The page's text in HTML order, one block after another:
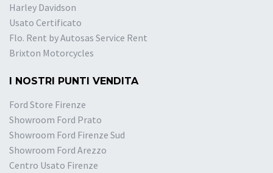
Harley Davidson
Usato Certificato
Flo. Rent by Autosas Service Rent
Brixton Motorcycles
I NOSTRI PUNTI VENDITA
Ford Store Firenze
Showroom Ford Prato
Showroom Ford Firenze Sud
Showroom Ford Arezzo
Centro Usato Firenze